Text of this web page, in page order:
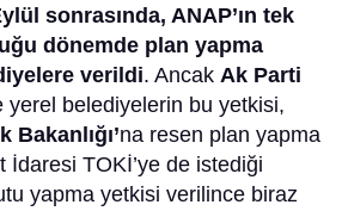
sonrasında, ANAP’ın tek
dönemde plan yapma
verildi. Ancak Ak Parti
yerel belediyelerin bu yetkisi,
na resen plan yapma
İdaresi TOKİ’ye de istediği
yapma yetkisi verilince biraz